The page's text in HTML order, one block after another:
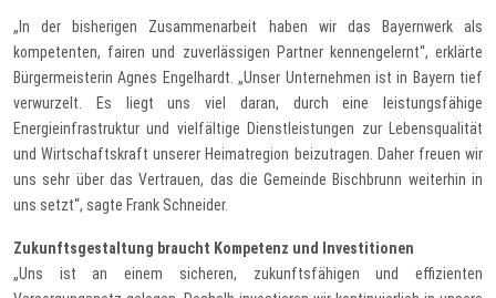
„In der bisherigen Zusammenarbeit haben wir das Bayernwerk als
kompetenten, fairen und zuverlässigen Partner kennengelernt“, erklärte
Bürgermeisterin Agnes Engelhardt. „Unser Unternehmen ist in Bayern tief
verwurzelt. Es liegt uns viel daran, durch eine leistungsfähige
Energieinfrastruktur und vielfältige Dienstleistungen zur Lebensqualität
und Wirtschaftskraft unserer Heimatregion beizutragen. Daher freuen wir
uns sehr über das Vertrauen, das die Gemeinde Bischbrunn weiterhin in
uns setzt“, sagte Frank Schneider.
Zukunftsgestaltung braucht Kompetenz und Investitionen
„Uns ist an einem sicheren, zukunftsfähigen und effizienten